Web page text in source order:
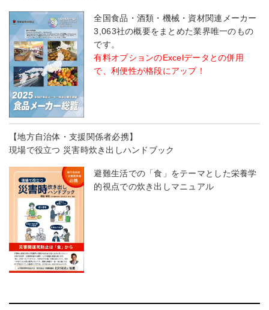
全国食品・酒類・機械・資材関連メーカー
3,063社の概要をまとめた業界唯一のもの
です。
有料オプションのExcelデータとの併用
で、利便性が格段にアップ！
【地方自治体・支援関係者必携】
現場で役立つ 災害時炊き出しハンドブック
避難生活での「食」をテーマとした栄養学
的視点での炊き出しマニュアル